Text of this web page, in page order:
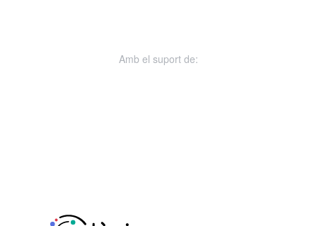
Amb el suport de: